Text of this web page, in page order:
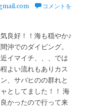
稿
コメントを
良好！！海も穏やか♪
沖でのダイビング。
イマイチ、、、では
よい流れもありカス
、サバヒのの群れと
としてました！！ 海
かったので行って来